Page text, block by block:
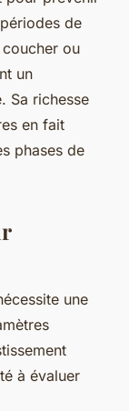
de
ou
un
Sa richesse
en fait
phases de
une
à évaluer